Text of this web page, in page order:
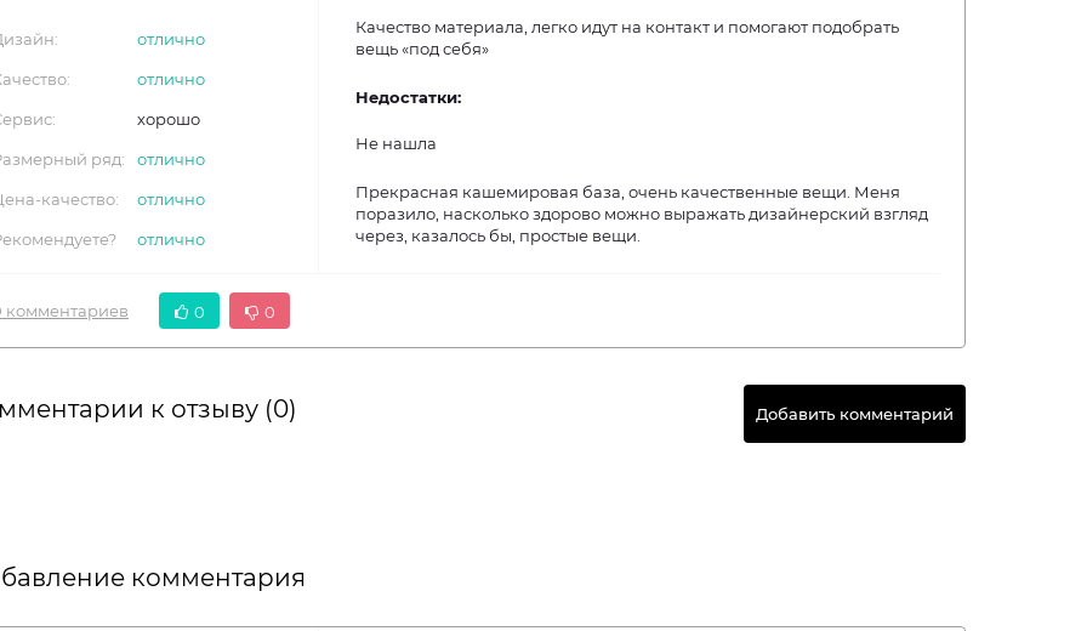
отлично
отлично
хорошо
ряд: отлично
качество: отлично
отлично
Качество материала, легко идут на контакт и помогают подобрать
вещь «под себя»
Недостатки:
Не нашла
Прекрасная кашемировая база, очень качественные вещи. Меня
поразило, насколько здорово можно выражать дизайнерский взгляд
через, казалось бы, простые вещи.
комментариев 0 0
к отзыву (0) Добавить комментарий
комментария